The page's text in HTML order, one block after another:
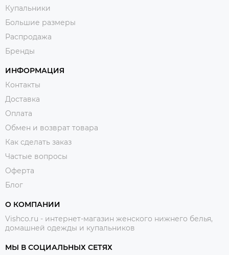
Купальники
Большие размеры
Распродажа
Бренды
ИНФОРМАЦИЯ
Контакты
Доставка
Оплата
Обмен и возврат товара
Как сделать заказ
Частые вопросы
Оферта
Блог
О КОМПАНИИ
Vishco.ru - интернет-магазин женского нижнего белья,
домашней одежды и купальников
МЫ В СОЦИАЛЬНЫХ СЕТЯХ